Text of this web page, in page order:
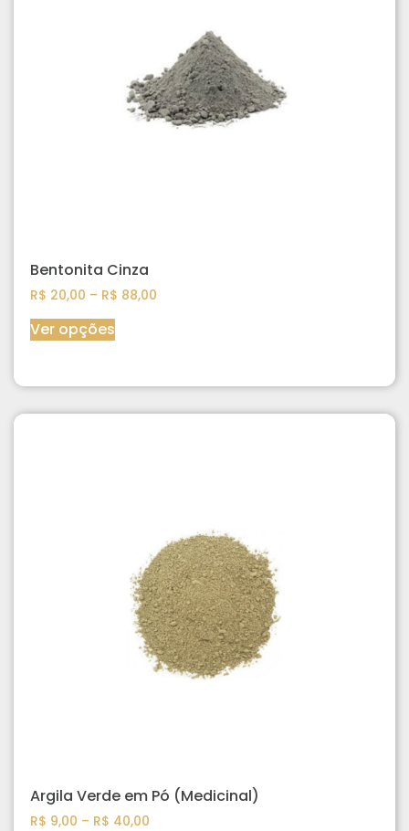
Bentonita Cinza
R$ 20,00 – R$ 88,00
Ver opções
Argila Verde em Pó (Medicinal)
R$ 9,00 – R$ 40,00